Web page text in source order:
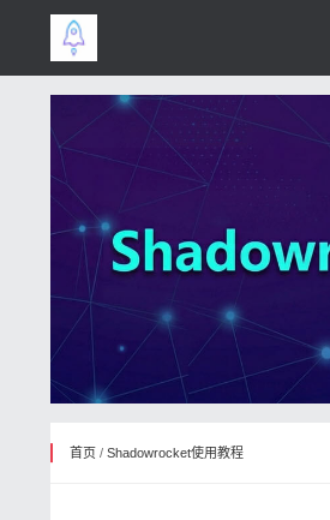
首页/ Shadowrocket使用教程